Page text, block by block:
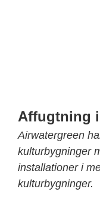
Affugtning
Airwatergreen
kulturbygninger
installationer i
kulturbygninger.